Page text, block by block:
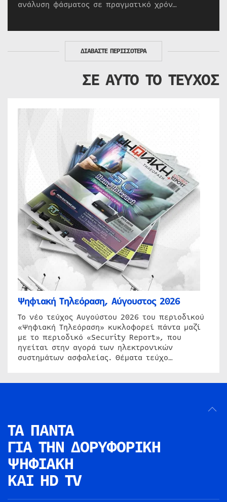
ανάλυση φάσματος σε πραγματικό χρόν…
ΔΙΑΒΑΣΤΕ ΠΕΡΙΣΣΟΤΕΡΑ
ΣΕ ΑΥΤΟ ΤΟ ΤΕΥΧΟΣ
Ψηφιακή Τηλεόραση, Αύγουστος 2026
Το νέο τεύχος Αυγούστου 2026 του περιοδικού
«Ψηφιακή Τηλεόραση» κυκλοφορεί πάντα μαζί
με το περιοδικό «Security Report», που
ηγείται στην αγορά των ηλεκτρονικών
συστημάτων ασφαλείας. Θέματα τεύχο…
ΤΑ ΠΑΝΤΑ
ΓΙΑ ΤΗΝ ΔΟΡΥΦΟΡΙΚΗ
ΨΗΦΙΑΚΗ
ΚΑΙ HD TV